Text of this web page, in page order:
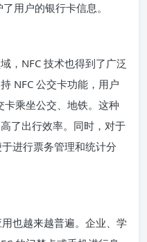
用户的银行卡信息。
NFC 技术也得到了广泛
NFC 公交卡功能，用户
卡乘坐公交、地铁。这种
了出行效率。同时，对于
进行票务管理和统计分
也越来越普遍。企业、学